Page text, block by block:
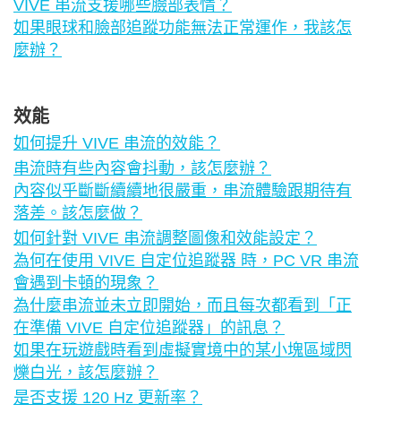
VIVE 串流支援哪些臉部表情？
如果眼球和臉部追蹤功能無法正常運作，我該怎
麼辦？
效能
如何提升 VIVE 串流的效能？
串流時有些內容會抖動，該怎麼辦？
內容似乎斷斷續續地很嚴重，串流體驗跟期待有
落差。該怎麼做？
如何針對 VIVE 串流調整圖像和效能設定？
為何在使用 VIVE 自定位追蹤器 時，PC VR 串流
會遇到卡頓的現象？
為什麼串流並未立即開始，而且每次都看到「正
在準備 VIVE 自定位追蹤器」的訊息？
如果在玩遊戲時看到虛擬實境中的某小塊區域閃
爍白光，該怎麼辦？
是否支援 120 Hz 更新率？